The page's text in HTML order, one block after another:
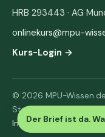
Der Brief ist da.
HRB 293443 · AG
onlinekurs@mpu-
Kurs-Login →
© 2026 MPU-
Staffelsee
Impressum·